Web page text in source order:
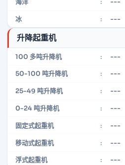
海洋 :
冰 : ---
升降起重机
100 多吨升降机 : ---
50-100 吨升降机 : ---
25-49 吨升降机 : ---
0-24 吨升降机 : ---
固定式起重机 : ---
移动式起重机 : ---
浮式起重机 : ---